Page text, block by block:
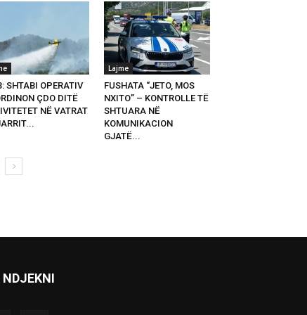
SHTABI OPERATIV
ÇDO DITË
NË VATRAT
Lajme
FUSHATA “JETO, MOS
NXITO” – KONTROLLE TË
SHTUARA NË
KOMUNIKACION
GJATË...
NDJEKNI